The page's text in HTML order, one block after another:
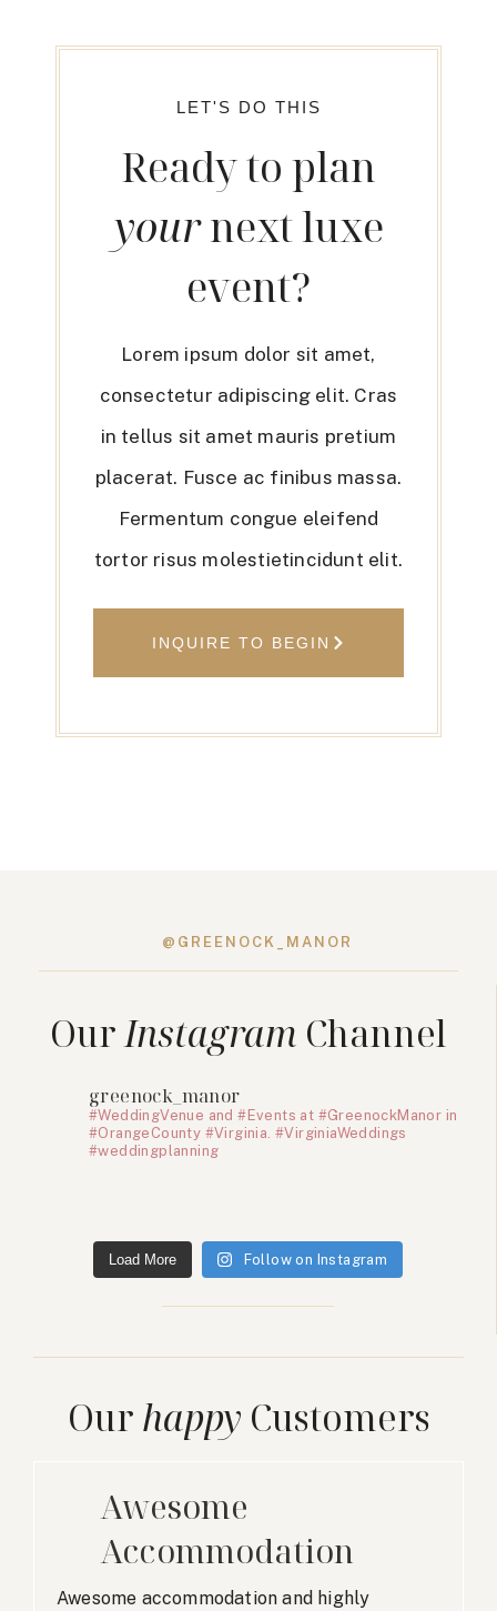
LET'S DO THIS
Ready to plan
yournext luxe
event?
Lorem ipsum dolor sit amet,
consectetur adipiscing elit. Cras
in tellus sit amet mauris pretium
placerat. Fusce ac finibus massa.
Fermentum congue eleifend
tortor risus molestietincidunt elit.
INQUIRE TO BEGIN
@GREENOCK_MANOR
OurInstagram Channel
greenock_manor
#WeddingVenue and #Events at #GreenockManor in
#OrangeCounty #Virginia. #VirginiaWeddings
#weddingplanning
Load More Follow on Instagram
Our happy Customers
Awesome
Accommodation
Awesome accommodation and highly